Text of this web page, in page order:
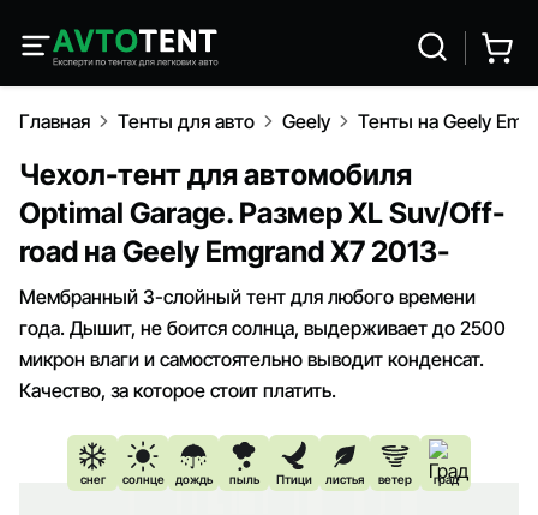
Главная Тенты для авто Geely Тенты на Geely
Чехол-тент для автомобиля
Optimal Garage. Размер XL Suv/Off-
road на Geely Emgrand Х7 2013-
Мембранный 3-слойный тент для любого времени
года. Дышит, не боится солнца, выдерживает до 2500
микрон влаги и самостоятельно выводит конденсат.
Качество, за которое стоит платить.
снег солнце дождь пыль Птици листья ветер град